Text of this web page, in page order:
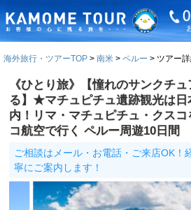
海外旅行・ツアーTOP 南米 ペルー ツアー
《ひとり旅》【憧れのサンクチ
る】★マチュピチュ遺跡観光は日
内！リマ・マチュピチュ・クス
コ航空で行く ペルー周遊10日間
ご相談はメール・お電話・ご来店OK！
寧にご案内します！